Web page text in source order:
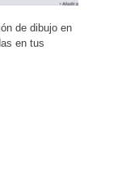
de dibujo en
en tus